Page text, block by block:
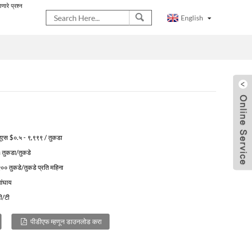
प्रश्न
English
$०.५ - ९,९९९ / तुकडा
तुकडा/तुकडे
तुकडे/तुकडे प्रति महिना
टी
पीडीएफ म्हणून डाउनलोड करा